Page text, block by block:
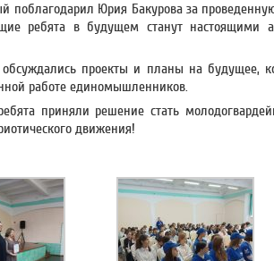
поблагодарил Юрия Бакурова за
ребята в будущем станут настоящими
обсуждались проекты и планы на будущее,
работе единомышленников.
приняли решение стать
движения!